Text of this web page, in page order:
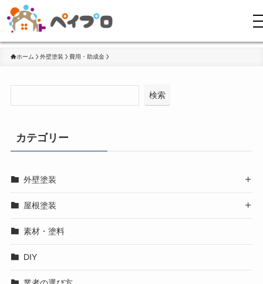
ホーム 外壁塗装 費用・助成金
検索
カテゴリー
外壁塗装 
屋根塗装 
素材・塗料
DIY